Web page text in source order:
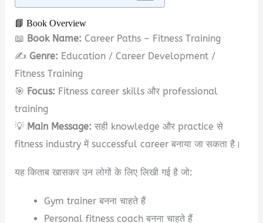
📘 Book Overview
📖 Book Name: Career Paths – Fitness Training
✍️ Genre: Education / Career Development /
Fitness Training
🎯 Focus: Fitness career skills और professional
training
💡 Main Message: सही knowledge और practice से
fitness industry में successful career बनाया जा सकता है।
यह किताब खासकर उन लोगों के लिए लिखी गई है जो:
Gym trainer बनना चाहते हैं
Personal fitness coach बनना चाहते हैं